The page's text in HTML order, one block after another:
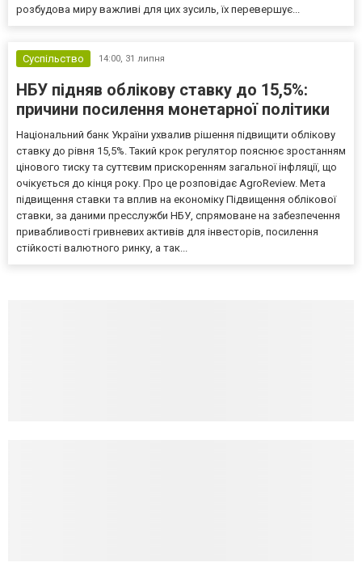
розбудова миру важливі для цих зусиль, їх перевершує...
Суспільство 14:00, 31 липня
НБУ підняв облікову ставку до 15,5%:
причини посилення монетарної політики
Національний банк України ухвалив рішення підвищити облікову
ставку до рівня 15,5%. Такий крок регулятор пояснює зростанням
цінового тиску та суттєвим прискоренням загальної інфляції, що
очікується до кінця року. Про це розповідає AgroReview. Мета
підвищення ставки та вплив на економіку Підвищення облікової
ставки, за даними пресслужби НБУ, спрямоване на забезпечення
привабливості гривневих активів для інвесторів, посилення
стійкості валютного ринку, а так...